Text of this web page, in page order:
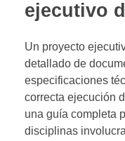
ejecutivo
Un proyecto
detallado de
especificaciones
correcta ejecución
una guía completa
disciplinas